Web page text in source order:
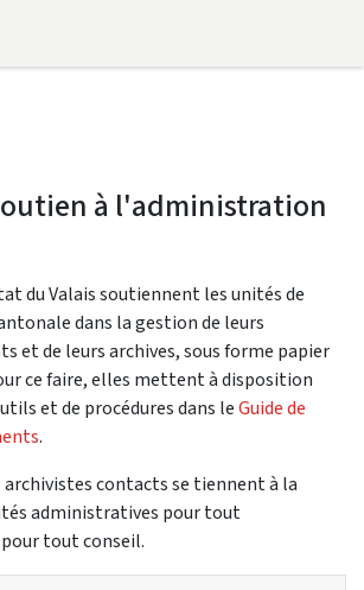
à l'administration
du Valais soutiennent les unités de
dans la gestion de leurs
et de leurs archives, sous forme papier
ce faire, elles mettent à disposition
et de procédures dans leGuide de
.
contacts se tiennent à la
administratives pour tout
tout conseil.